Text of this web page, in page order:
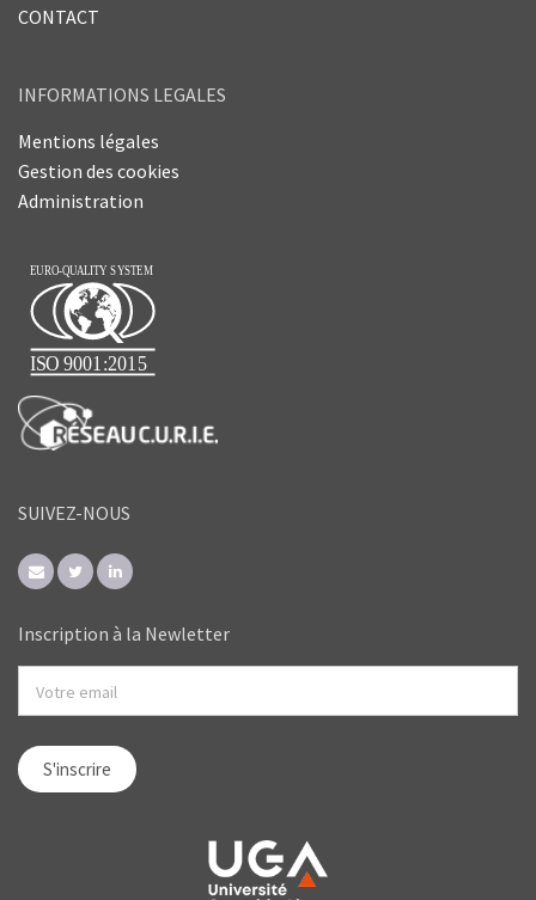
CONTACT
INFORMATIONS LEGALES
Mentions légales
Gestion des cookies
Administration
SUIVEZ-NOUS
Inscription à la Newletter